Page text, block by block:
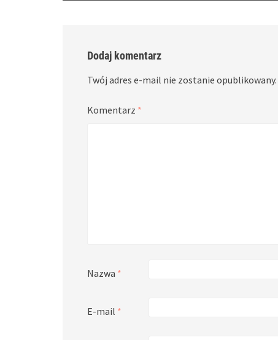
Dodaj komentarz
Twój adres e-mail nie zostanie opublikowany.
Komentarz *
Nazwa *
E-mail *